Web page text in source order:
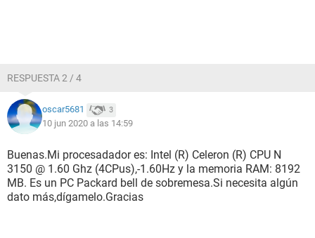
RESPUESTA 2 / 4
oscar5681 3
10 jun 2020 a las 14:59
Buenas.Mi procesadador es: Intel (R) Celeron (R) CPU N
3150 @ 1.60 Ghz (4CPus),-1.60Hz y la memoria RAM: 8192
MB. Es un PC Packard bell de sobremesa.Si necesita algún
dato más,dígamelo.Gracias